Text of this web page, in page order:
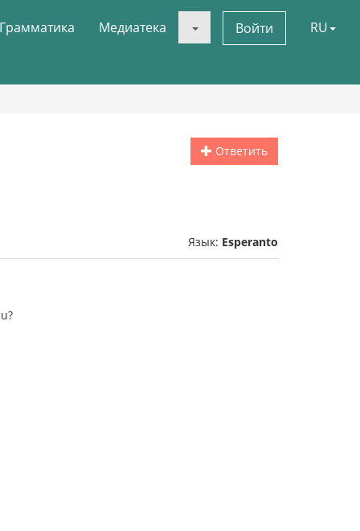
Грамматика Медиатека Войти RU
Ответить
Язык: Esperanto